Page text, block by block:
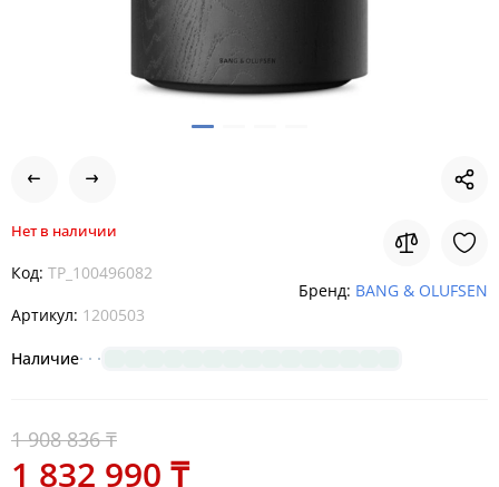
Нет в наличии
Код: TP_100496082
Артикул: 1200503
Наличие
Бренд: BANG & OLUFSEN
1 908 836 ₸
1 832 990 ₸